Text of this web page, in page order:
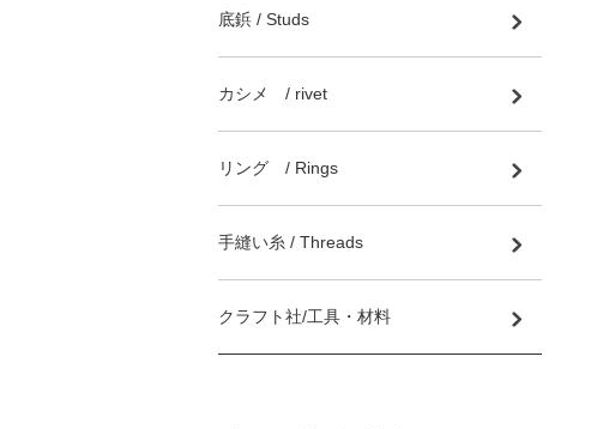
底鋲 / Studs
カシメ / rivet
リング / Rings
手縫い糸 / Threads
クラフト社/工具・材料